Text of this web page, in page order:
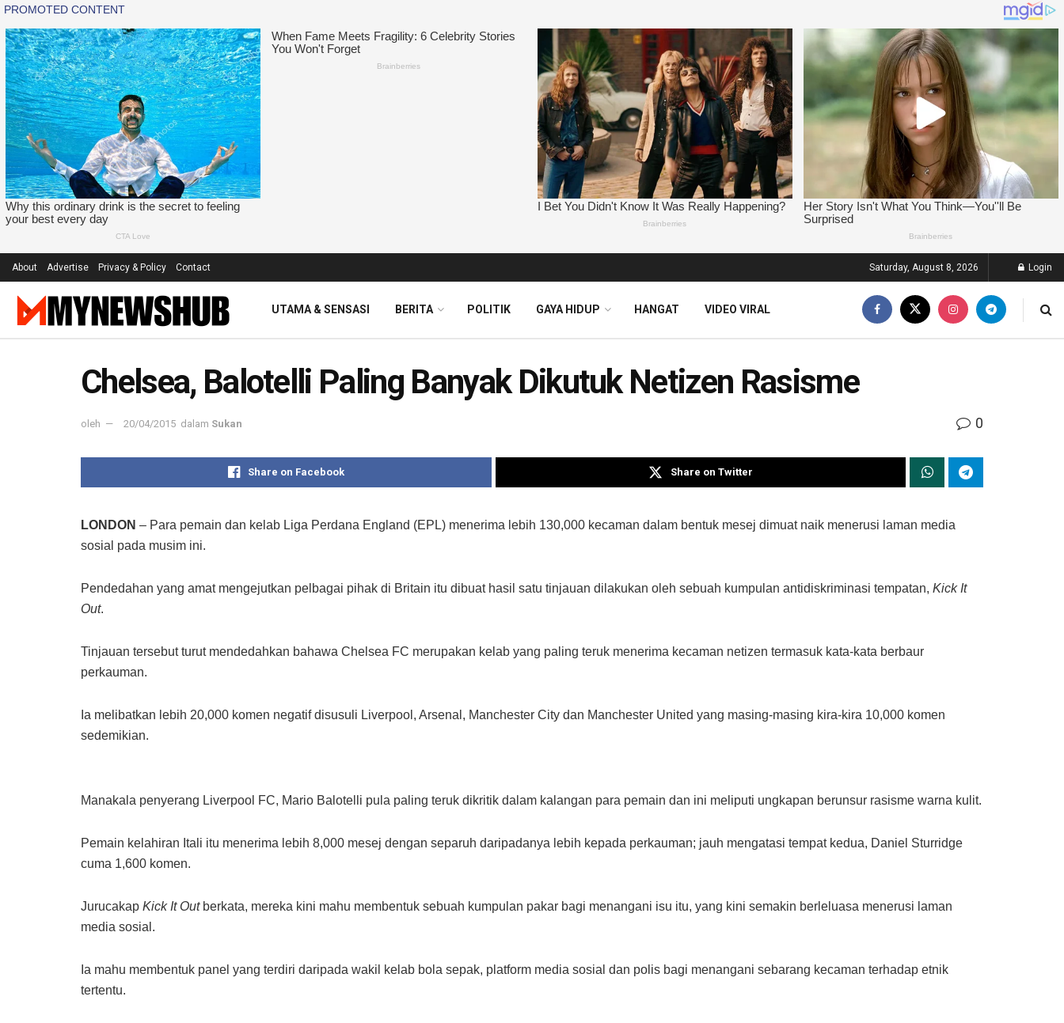
About Advertise Privacy & Policy Contact Saturday, August 8, 2026 Login
UTAMA & SENSASI BERITA POLITIK GAYA HIDUP HANGAT VIDEO VIRAL
Chelsea, Balotelli Paling Banyak Dikutuk Netizen Rasisme
oleh 20/04/2015 dalam Sukan 0
Share on Facebook Share on Twitter
LONDON – Para pemain dan kelab Liga Perdana England (EPL) menerima lebih 130,000 kecaman dalam bentuk mesej dimuat naik menerusi laman media
sosial pada musim ini.
Pendedahan yang amat mengejutkan pelbagai pihak di Britain itu dibuat hasil satu tinjauan dilakukan oleh sebuah kumpulan antidiskriminasi tempatan, Kick It
Out.
Tinjauan tersebut turut mendedahkan bahawa Chelsea FC merupakan kelab yang paling teruk menerima kecaman netizen termasuk kata-kata berbaur
perkauman.
Ia melibatkan lebih 20,000 komen negatif disusuli Liverpool, Arsenal, Manchester City dan Manchester United yang masing-masing kira-kira 10,000 komen
sedemikian.
Manakala penyerang Liverpool FC, Mario Balotelli pula paling teruk dikritik dalam kalangan para pemain dan ini meliputi ungkapan berunsur rasisme warna kulit.
Pemain kelahiran Itali itu menerima lebih 8,000 mesej dengan separuh daripadanya lebih kepada perkauman; jauh mengatasi tempat kedua, Daniel Sturridge
cuma 1,600 komen.
Jurucakap Kick It Outberkata, mereka kini mahu membentuk sebuah kumpulan pakar bagi menangani isu itu, yang kini semakin berleluasa menerusi laman
media sosial.
Ia mahu membentuk panel yang terdiri daripada wakil kelab bola sepak, platform media sosial dan polis bagi menangani sebarang kecaman terhadap etnik
tertentu.